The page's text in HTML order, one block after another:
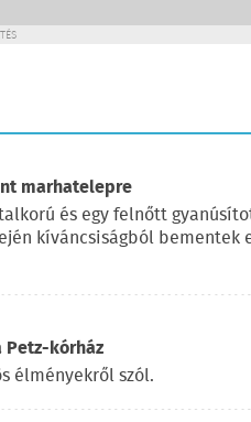
marhatelepre
és egy felnőtt
kíváncsiságból bementek
Petz-kórház
élményekről szól.